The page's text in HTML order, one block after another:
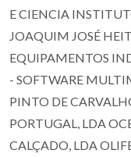
E CIENCIA
JOAQUIM JOSÉ
EQUIPAMENTOS
- SOFTWARE
PINTO DE
PORTUGAL, LDA
CALÇADO, LDA